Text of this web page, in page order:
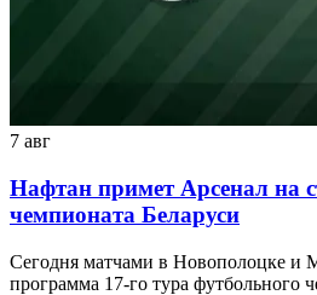
7 авг
Нафтан примет Арсенал на
чемпионата Беларуси
Сегодня матчами в Новополоцке и
программа 17-го тура футбольного